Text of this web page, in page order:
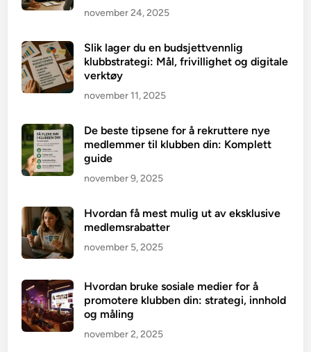
november 24, 2025
Slik lager du en budsjettvennlig
klubbstrategi: Mål, frivillighet og digitale
verktøy
november 11, 2025
De beste tipsene for å rekruttere nye
medlemmer til klubben din: Komplett
guide
november 9, 2025
Hvordan få mest mulig ut av eksklusive
medlemsrabatter
november 5, 2025
Hvordan bruke sosiale medier for å
promotere klubben din: strategi, innhold
og måling
november 2, 2025